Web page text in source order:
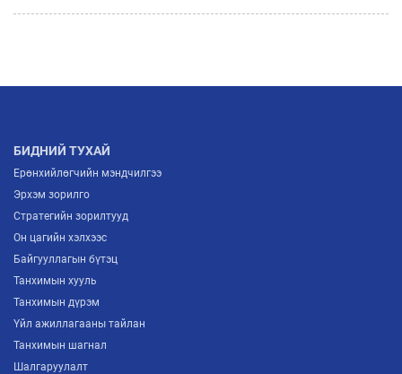
БАЙГУУЛАГДЛАА
МОНГОЛЫН ҮНДЭСНИЙ ҮЙЛДВЭРЛЭГЧИД
БИДНИЙ ТУХАЙ
Ерөнхийлөгчийн мэндчилгээ
Эрхэм зорилго
Стратегийн зорилтууд
Он цагийн хэлхээс
Байгууллагын бүтэц
Танхимын хууль
Танхимын дүрэм
Үйл ажиллагааны тайлан
Танхимын шагнал
Шалгаруулалт